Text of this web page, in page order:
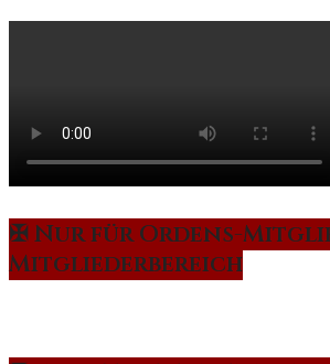
✠ Nur für Ordens-
Mitgliederbereich